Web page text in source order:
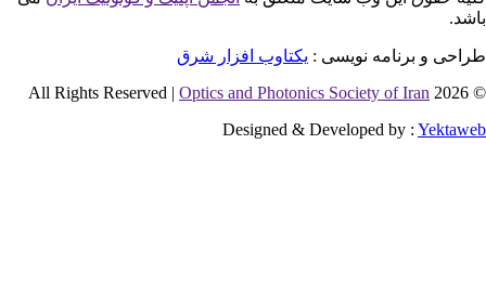
و برنامه نویسی : یکتاوب افزار شرق
©
Optics and Photonics Society of Iran
Designed & Developed by :